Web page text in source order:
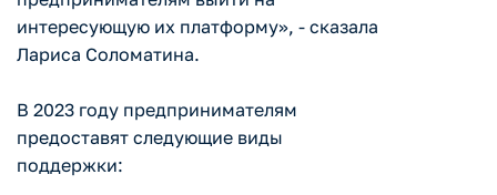
интересующую их платформу», - сказала
Лариса Соломатина.
В 2023 году предпринимателям
предоставят следующие виды
поддержки: